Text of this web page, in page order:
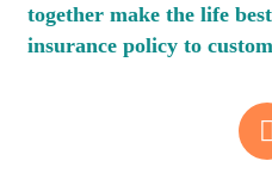
together make the life
insurance policy to